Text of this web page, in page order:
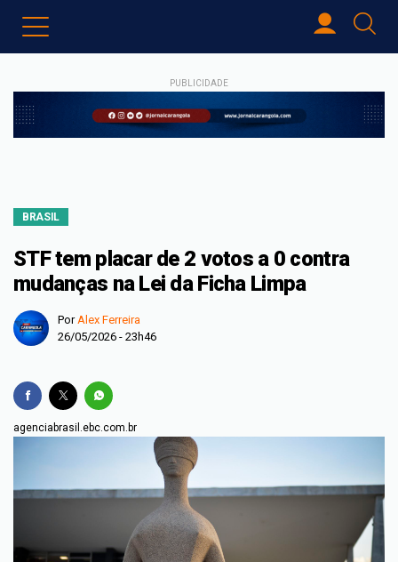
PUBLICIDADE
BRASIL
STF tem placar de 2 votos a 0 contra
mudanças na Lei da Ficha Limpa
PorAlex Ferreira
26/05/2026 - 23h46
agenciabrasil.ebc.com.br